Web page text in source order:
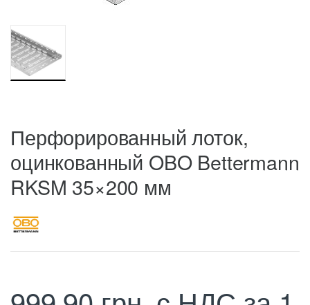
Перфорированный лоток,
оцинкованный OBO Bettermann
RKSM 35×200 мм